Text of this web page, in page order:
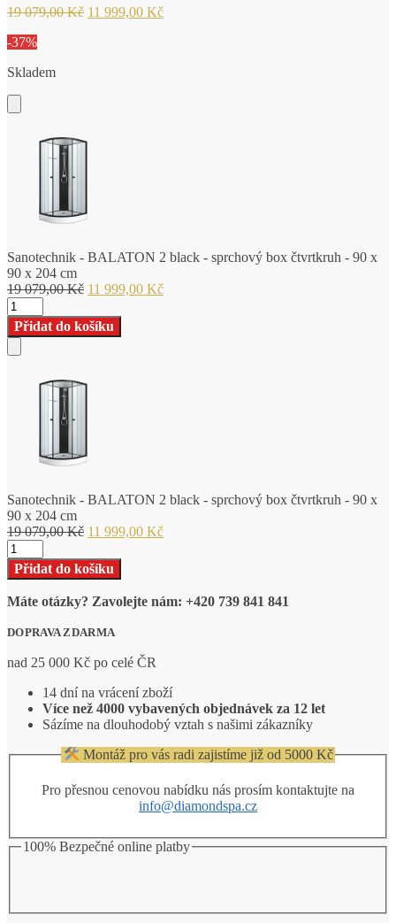
19 079,00Kč Původní
11 999,00 KčAktuální
-37%
Skladem
Sanotechnik - BALATON 2 black - sprchový box čtvrtkruh - 90 x
90 x 204 cm
19 079,00Kč Původní
byla:
19
11 999,00 KčAktuální
Sanotechnik
-
BALATON
2
sprchový
90
x
204
cm
množství
Přidat do košíku
Sanotechnik - BALATON 2 black - sprchový box čtvrtkruh - 90 x
90 x 204 cm
19 079,00Kč Původní
byla:
19
079,00 Kč.
11 999,00 KčAktuální
999,00 Kč.
Sanotechnik
-
BALATON
2
black
-
box
x
Přidat do košíku
Máte otázky? Zavolejte nám: +420 739 841 841
DOPRAVA ZDARMA
nad 25 000 Kč po celé ČR
14 dní na vrácení zboží
Více než 4000 vybavených objednávek za 12 let
Sázíme na dlouhodobý vztah s našimi zákazníky
Montáž pro vás radi zajistíme již od 5000 Kč
Pro přesnou cenovou nabídku nás prosím kontaktujte na
info@diamondspa.cz
100% Bezpečné online platby